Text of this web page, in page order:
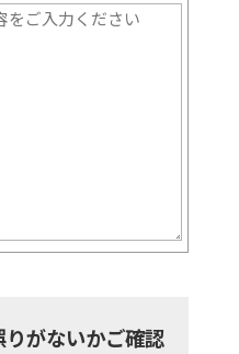
がないかご確認